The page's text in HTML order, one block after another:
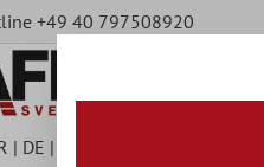
+49 40 797508920
| DE |